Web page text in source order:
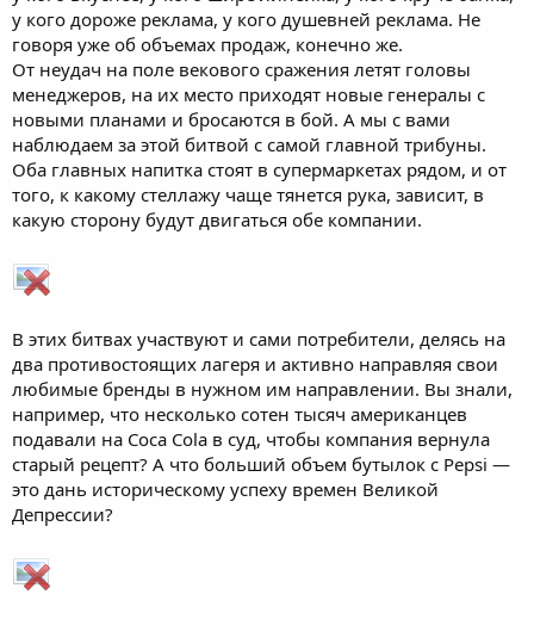
у кого дороже реклама, у кого душевней реклама. Не
говоря уже об объемах продаж, конечно же.
От неудач на поле векового сражения летят головы
менеджеров, на их место приходят новые генералы с
новыми планами и бросаются в бой. А мы с вами
наблюдаем за этой битвой с самой главной трибуны.
Оба главных напитка стоят в супермаркетах рядом, и от
того, к какому стеллажу чаще тянется рука, зависит, в
какую сторону будут двигаться обе компании.
В этих битвах участвуют и сами потребители, делясь на
два противостоящих лагеря и активно направляя свои
любимые бренды в нужном им направлении. Вы знали,
например, что несколько сотен тысяч американцев
подавали на Coca Cola в суд, чтобы компания вернула
старый рецепт? А что больший объем бутылок с Pepsi —
это дань историческому успеху времен Великой
Депрессии?